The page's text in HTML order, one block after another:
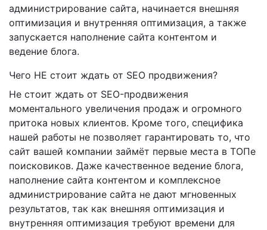
администрирование сайта, начинается внешняя
оптимизация и внутренняя оптимизация, а также
запускается наполнение сайта контентом и
ведение блога.
Чего НЕ стоит ждать от SEO продвижения?
Не стоит ждать от SEO-продвижения
моментального увеличения продаж и огромного
притока новых клиентов. Кроме того, специфика
нашей работы не позволяет гарантировать то, что
сайт вашей компании займёт первые места в ТОПе
поисковиков. Даже качественное ведение блога,
наполнение сайта контентом и комплексное
администрирование сайта не дают мгновенных
результатов, так как внешняя оптимизация и
внутренняя оптимизация требуют времени для